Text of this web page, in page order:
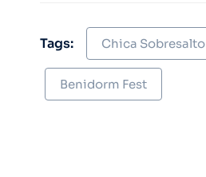
Tags: Chica Sobresalto
Benidorm Fest